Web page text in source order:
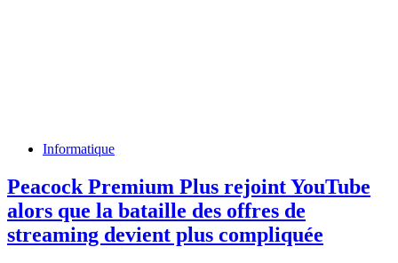
Informatique
Peacock Premium Plus rejoint YouTube
alors que la bataille des offres de
streaming devient plus compliquée